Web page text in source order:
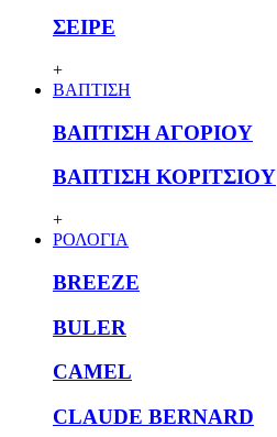
ΣΕΙΡΕ
+
ΒΑΠΤΙΣΗ
ΒΑΠΤΙΣΗ ΑΓΟΡΙΟΥ
ΒΑΠΤΙΣΗ ΚΟΡΙΤΣΙΟΥ
+
ΡΟΛΟΓΙΑ
BREEZE
BULER
CAMEL
CLAUDE BERNARD